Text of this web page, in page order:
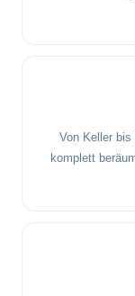
Von Keller bis
komplett